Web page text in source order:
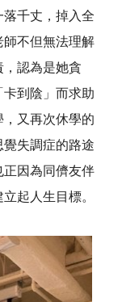
千丈，掉入全
師不但無法理解
認為是她貪
到陰」而求助
又再次休學的
失調症的路途
正因為同儕友伴
起人生目標。